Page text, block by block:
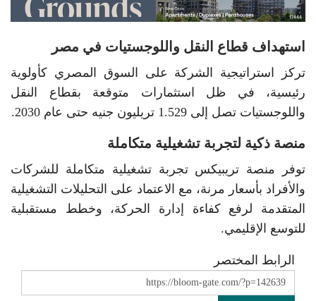
استهداف قطاع النقل واللوجستيات في مصر
تركز استراتيجية الشركة على السوق المصري كأولوية
رئيسية، في ظل استثمارات متوقعة بقطاع النقل
واللوجستيات تصل إلى 1.529 تريليون جنيه حتى عام 2030.
منصة ذكية لتجربة تشغيلية متكاملة
توفر منصة تريبيكس تجربة تشغيلية متكاملة للشركات
والأفراد بأسعار مرنة، مع الاعتماد على التحليلات التشغيلية
المتقدمة لرفع كفاءة إدارة الحركة، وخطط مستقبلية
للتوسع الإقليمي.
الرابط المختصر